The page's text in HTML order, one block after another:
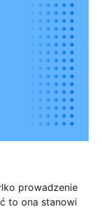
prowadzenie
to ona stanowi